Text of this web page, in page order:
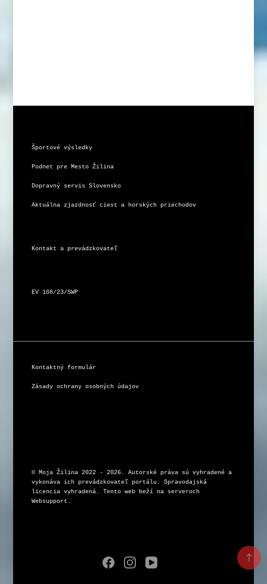
Športové výsledky
Podnet pre Mesto Žilina
Dopravný servis Slovensko
Aktuálna zjazdnosť ciest a horských priechodov
Kontakt a prevádzkovateľ
EV 108/23/SWP
Kontaktný formulár
Zásady ochrany osobných údajov
© Moja Žilina 2022 - 2026. Autorské práva sú vyhradené a
vykonáva ich prevádzkovateľ portálu. Spravodajská
licencia vyhradená. Tento web beží na serveroch